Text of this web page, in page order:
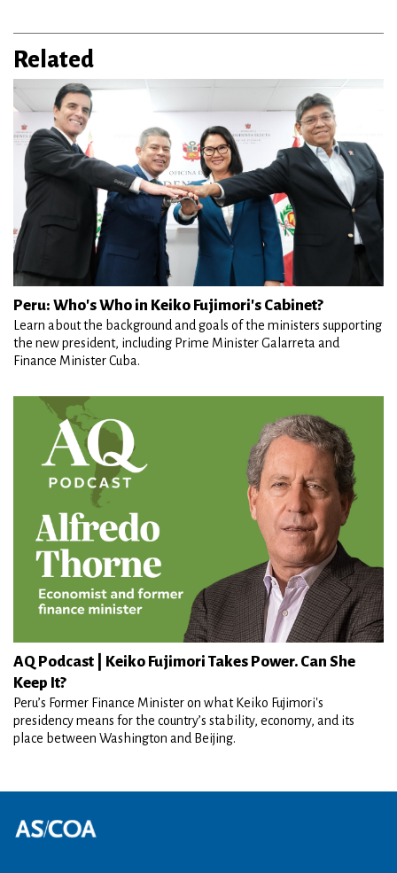
Related
Peru: Who's Who in Keiko Fujimori's Cabinet?
Learn about the background and goals of the ministers supporting
the new president, including Prime Minister Galarreta and
Finance Minister Cuba.
AQ Podcast | Keiko Fujimori Takes Power. Can She
Keep It?
Peru’s Former Finance Minister on what Keiko Fujimori's
presidency means for the country’s stability, economy, and its
place between Washington and Beijing.